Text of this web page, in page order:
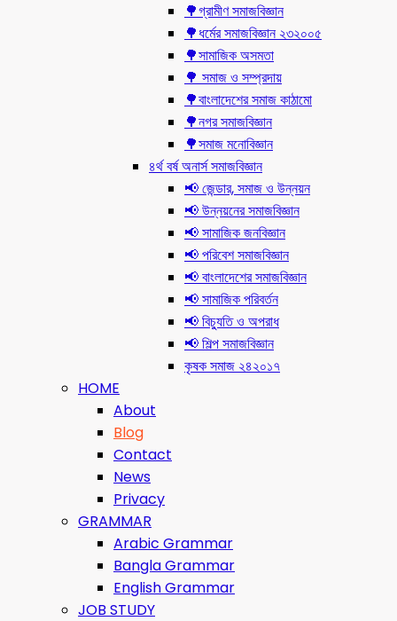
🌳গ্রামীণ সমাজবিজ্ঞান
🌳ধর্মের সমাজবিজ্ঞান ২৩২০০৫
🌳সামাজিক অসমতা
🌳 সমাজ ও সম্প্রদায়
🌳বাংলাদেশের সমাজ কাঠামো
🌳নগর সমাজবিজ্ঞান
🌳সমাজ মনোবিজ্ঞান
৪র্থ বর্ষ অনার্স সমাজবিজ্ঞান
📢 জেন্ডার, সমাজ ও উন্নয়ন
📢 উন্নয়নের সমাজবিজ্ঞান
📢 সামাজিক জনবিজ্ঞান
📢 পরিবেশ সমাজবিজ্ঞান
📢 বাংলাদেশের সমাজবিজ্ঞান
📢 সামাজিক পরিবর্তন
📢 বিচ্যুতি ও অপরাধ
📢 শিল্প সমাজবিজ্ঞান
কৃষক সমাজ ২৪২০১৭
HOME
About
Blog
Contact
News
Privacy
GRAMMAR
Arabic Grammar
Bangla Grammar
English Grammar
JOB STUDY